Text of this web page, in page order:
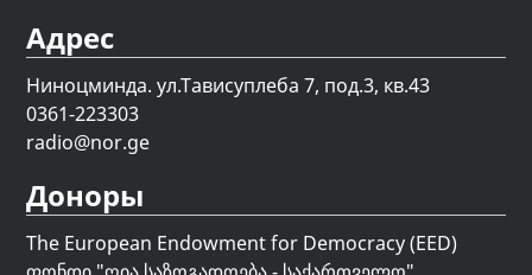
Адрес
Ниноцминда. ул.Тависуплеба 7, под.3, кв.43
0361-223303
radio@nor.ge
Доноры
The European Endowment for Democracy (EED)